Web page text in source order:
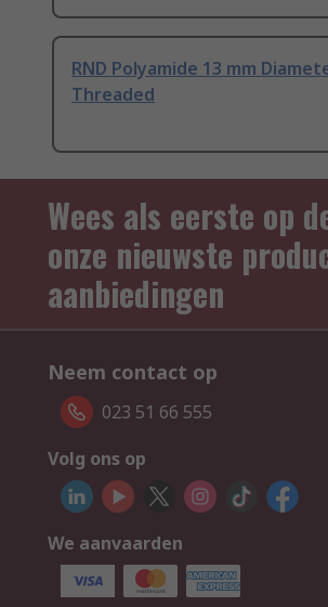
RND Polyamide 13 mm
Threaded
Wees als eerste op
onze nieuwste
aanbiedingen
Neem contact op
023 51 66 555
Volg ons op
We aanvaarden